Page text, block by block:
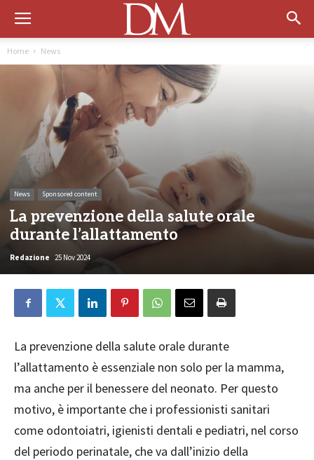
Home News
News Sponsored content
La prevenzione della salute orale
durante l’allattamento
Redazione 25 Nov 2024
La prevenzione della salute orale durante
l’allattamento è essenziale non solo per la mamma,
ma anche per il benessere del neonato. Per questo
motivo, è importante che i professionisti sanitari
come odontoiatri, igienisti dentali e pediatri, nel corso
del periodo perinatale, che va dall’inizio della